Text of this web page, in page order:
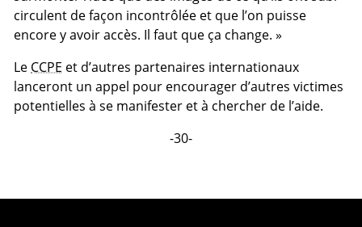
circulent de façon incontrôlée et que l’on puisse
encore y avoir accès. Il faut que ça change. »
Le CCPE et d’autres partenaires internationaux
lanceront un appel pour encourager d’autres victimes
potentielles à se manifester et à chercher de l’aide.
-30-